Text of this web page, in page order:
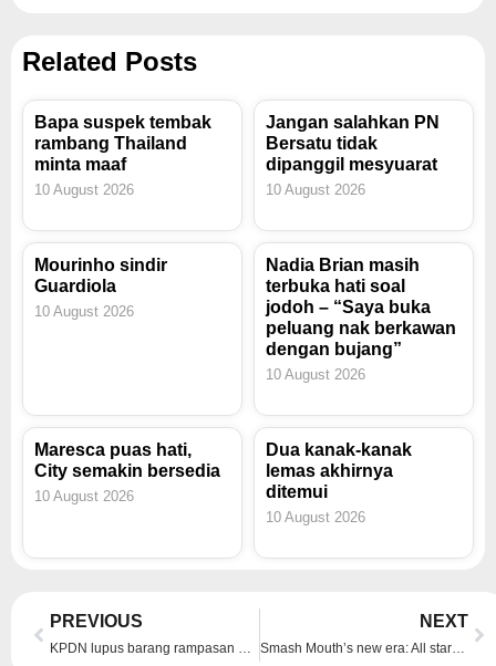
Related Posts
Bapa suspek tembak
rambang Thailand
minta maaf
10 August 2026
Jangan salahkan PN
Bersatu tidak
dipanggil mesyuarat
10 August 2026
Mourinho sindir
Guardiola
10 August 2026
Nadia Brian masih
terbuka hati soal
jodoh – “Saya buka
peluang nak berkawan
dengan bujang”
10 August 2026
Maresca puas hati,
City semakin bersedia
10 August 2026
Dua kanak-kanak
lemas akhirnya
ditemui
10 August 2026
Prev
PREVIOUS
KPDN lupus barang rampasan bernilai RM631,141
NEXT
Smash Mouth’s new era: All stars, new vibes and a hint of ‘Shrek’ magic (VIDEO)